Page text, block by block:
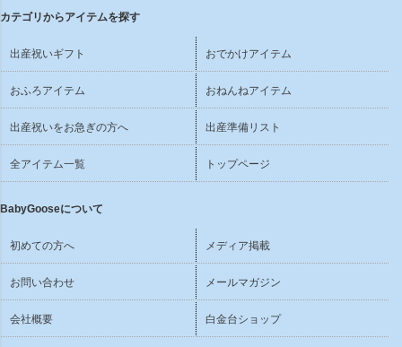
カテゴリからアイテムを探す
出産祝いギフト おでかけアイテム
おふろアイテム おねんねアイテム
出産祝いをお急ぎの方へ 出産準備リスト
全アイテム一覧 トップページ
BabyGooseについて
初めての方へ メディア掲載
お問い合わせ メールマガジン
会社概要 白金台ショップ